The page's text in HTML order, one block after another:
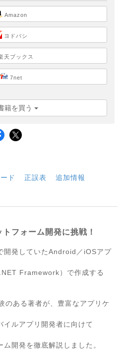
Amazon
ヨドバシ
天ブックス
7net
籍を買う
ド 正誤表 追加情報
フォーム開発に挑戦！
開発していたAndroid／iOSアプ
Framework）で作成する
のある著者が、豊富なアプリケ
ルアプリ開発者に向けて
開発を徹底解説しました。